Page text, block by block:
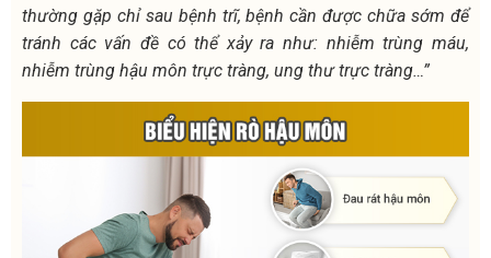
thường gặp chỉ sau bệnh trĩ, bệnh cần được chữa sớm để
tránh các vấn đề có thể xảy ra như: nhiễm trùng máu,
nhiễm trùng hậu môn trực tràng, ung thư trực tràng…”